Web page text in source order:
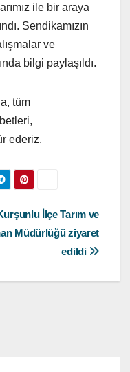
ile bir araya
Sendikamızın
ve
bilgi paylaşıldı.
tüm
ederiz.
İlçe Tarım ve
Müdürlüğü ziyaret
edildi